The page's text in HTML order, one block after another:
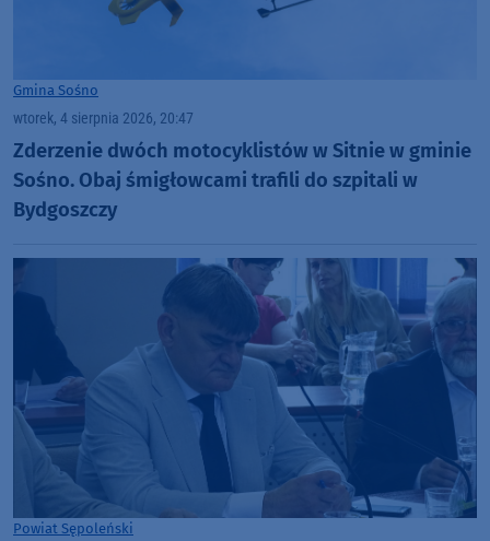
Gmina Sośno
wtorek, 4 sierpnia 2026, 20:47
Zderzenie dwóch motocyklistów w Sitnie w gminie
Sośno. Obaj śmigłowcami trafili do szpitali w
Bydgoszczy
Powiat Sępoleński